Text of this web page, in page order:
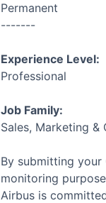
Permanent
-------
Experience Level:
Professional
Job Family:
Sales, Marketing
By submitting
monitoring
Airbus is